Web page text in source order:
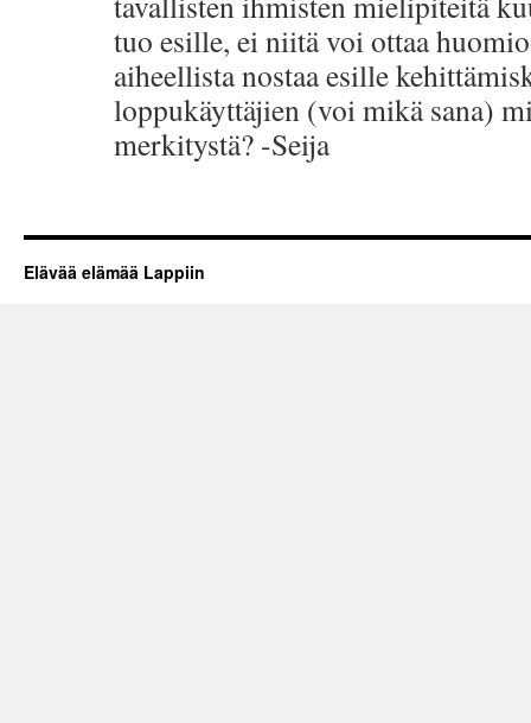
tuo esille, ei niitä voi ottaa
aiheellista nostaa esille
loppukäyttäjien (voi mikä sana)
merkitystä? -Seija
Elävää elämää Lappiin